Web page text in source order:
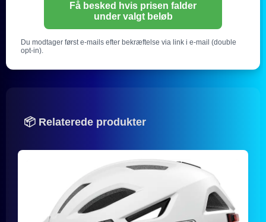
Få besked hvis prisen falder
under valgt beløb
Du modtager først e-mails efter bekræftelse via link i e-mail (double
opt-in).
📦 Relaterede produkter